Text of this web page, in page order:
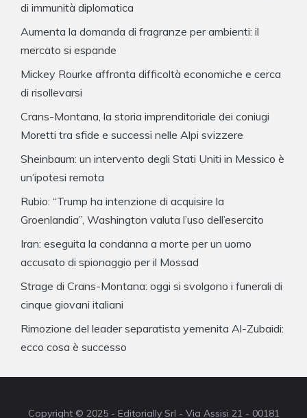
di immunità diplomatica
Aumenta la domanda di fragranze per ambienti: il
mercato si espande
Mickey Rourke affronta difficoltà economiche e cerca
di risollevarsi
Crans-Montana, la storia imprenditoriale dei coniugi
Moretti tra sfide e successi nelle Alpi svizzere
Sheinbaum: un intervento degli Stati Uniti in Messico è
un’ipotesi remota
Rubio: “Trump ha intenzione di acquisire la
Groenlandia”, Washington valuta l’uso dell’esercito
Iran: eseguita la condanna a morte per un uomo
accusato di spionaggio per il Mossad
Strage di Crans-Montana: oggi si svolgono i funerali di
cinque giovani italiani
Rimozione del leader separatista yemenita Al-Zubaidi:
ecco cosa è successo
Copyright © 2025 - Editorially Srl - Via Assisi 21 - 00181